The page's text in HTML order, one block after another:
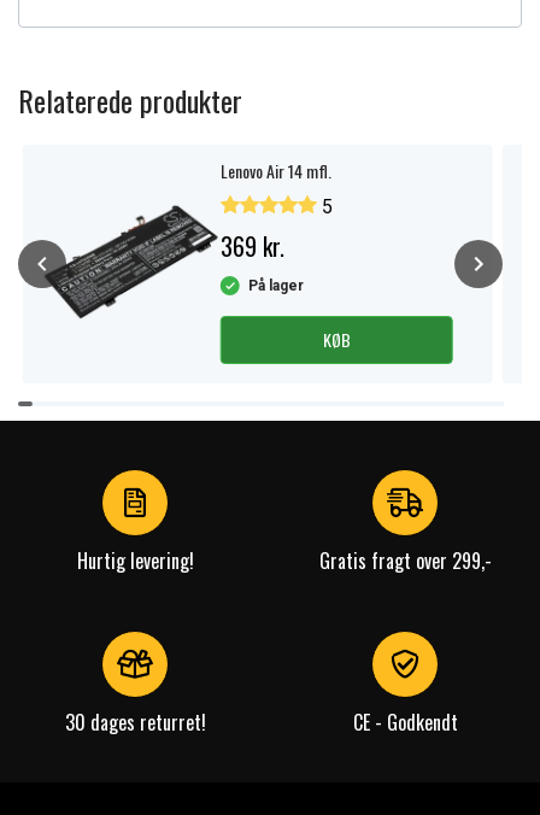
Relaterede produkter
Lenovo Air 14 mfl.
5
369 kr.
På lager
KØB
Item
1
Hurtig levering! Gratis fragt over 299,-
30 dages returret! CE - Godkendt